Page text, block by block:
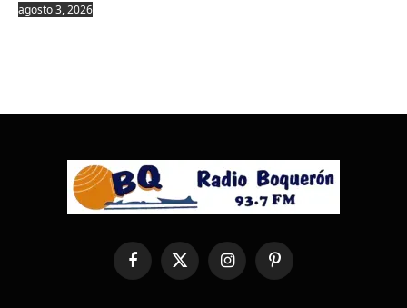
agosto 3, 2026
FacebookX
(Twitter)
InstagramPinterest